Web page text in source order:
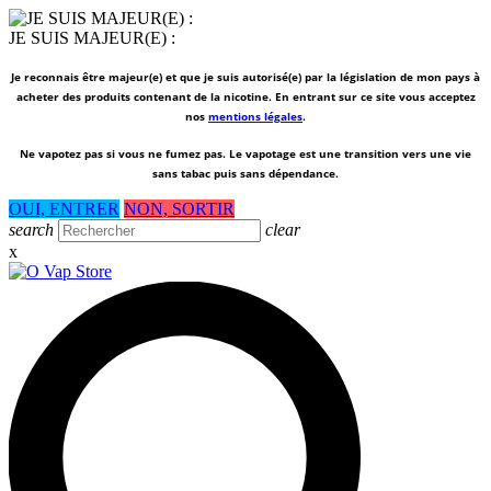
JE SUIS MAJEUR(E) :
Je reconnais être majeur(e) et que je suis autorisé(e) par la législation de mon pays à
acheter des produits contenant de la nicotine. En entrant sur ce site vous acceptez
nos mentions légales.
Ne vapotez pas si vous ne fumez pas. Le vapotage est une transition vers une vie
sans tabac puis sans dépendance.
OUI, ENTRER NON, SORTIR
search
clear
x